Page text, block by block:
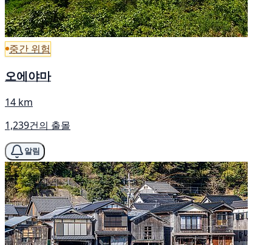
중간 위험
오에야마
14 km
1,239건의 출몰
알림